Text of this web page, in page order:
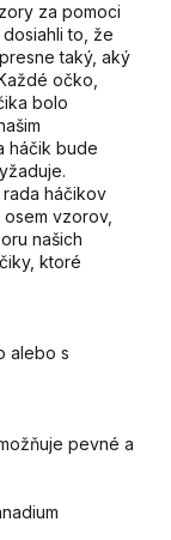
za pomoci
to, že
taký, aký
očko,
bolo
háčik bude
háčikov
vzorov,
našich
ktoré
alebo s
pevné a